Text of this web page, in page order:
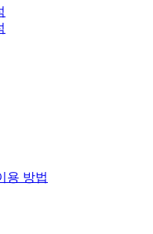
용 방법